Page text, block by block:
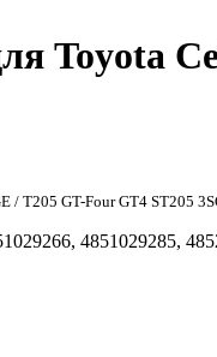
Toyota
/ T205 GT-FourGT4 ST205
, 4851029285,